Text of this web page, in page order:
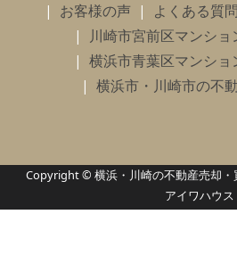
お客様の声
よくある質
川崎市宮前区マンシ
横浜市青葉区マンショ
横浜市・川崎市の不
Copyright © 横浜・川崎の不動産売却・
アイワハウス